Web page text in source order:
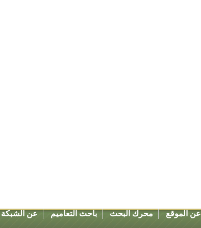
عن الموقع محرك البحث باحث التعاميم عن الشبكة